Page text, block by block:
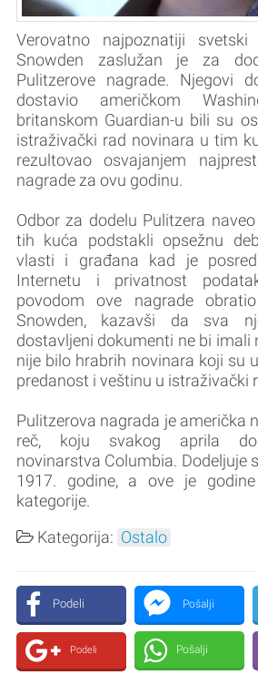
Verovatno najpoznatiji
Snowden zaslužan je za
Pulitzerove nagrade. Njegovi
dostavio američkom
britanskom Guardian-u bili su
istraživački rad novinara u tim
rezultovao osvajanjem
nagrade za ovu godinu.
Odbor za dodelu Pulitzera
tih kuća podstakli opsežnu
vlasti i građana kad je
Internetu i privatnost
povodom ove nagrade
Snowden, kazavši da sva
dostavljeni dokumenti ne bi imali
nije bilo hrabrih novinara koji su
predanost i veštinu u istraživački
Pulitzerova nagrada je američka
reč, koju svakog aprila
novinarstva Columbia. Dodeljuje
1917. godine, a ove je
kategorije.
Kategorija: Ostalo
Podeli Pošalji
Podeli Pošalji